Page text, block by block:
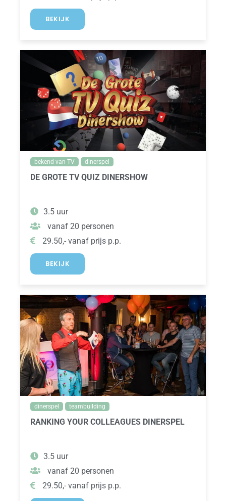
BEKIJK
bekend van TV dinerspel
DE GROTE TV QUIZ DINERSHOW
3.5 uur
vanaf 20 personen
29.50,- vanaf prijs p.p.
BEKIJK
dinerspel teambuilding
RANKING YOUR COLLEAGUES DINERSPEL
3.5 uur
vanaf 20 personen
29.50,- vanaf prijs p.p.